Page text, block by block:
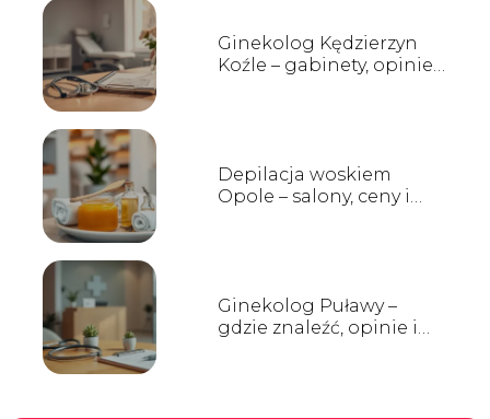
Ginekolog Kędzierzyn
Koźle – gabinety, opinie,
Depilacja woskiem
Opole – salony, ceny i
Ginekolog Puławy –
gdzie znaleźć, opinie i